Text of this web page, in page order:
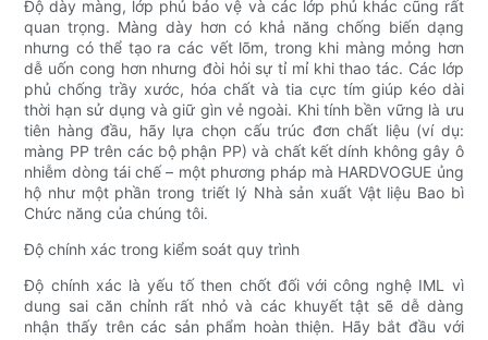
Độ dày màng, lớp phủ bảo vệ và các lớp phủ khác cũng rất
quan trọng. Màng dày hơn có khả năng chống biến dạng
nhưng có thể tạo ra các vết lõm, trong khi màng mỏng hơn
dễ uốn cong hơn nhưng đòi hỏi sự tỉ mỉ khi thao tác. Các lớp
phủ chống trầy xước, hóa chất và tia cực tím giúp kéo dài
thời hạn sử dụng và giữ gìn vẻ ngoài. Khi tính bền vững là ưu
tiên hàng đầu, hãy lựa chọn cấu trúc đơn chất liệu (ví dụ:
màng PP trên các bộ phận PP) và chất kết dính không gây ô
nhiễm dòng tái chế – một phương pháp mà HARDVOGUE ủng
hộ như một phần trong triết lý Nhà sản xuất Vật liệu Bao bì
Chức năng của chúng tôi.
Độ chính xác trong kiểm soát quy trình
Độ chính xác là yếu tố then chốt đối với công nghệ IML vì
dung sai căn chỉnh rất nhỏ và các khuyết tật sẽ dễ dàng
nhận thấy trên các sản phẩm hoàn thiện. Hãy bắt đầu với